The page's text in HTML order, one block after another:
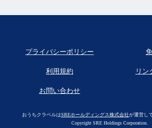
プライバシーポリシー
利用規約 リン
お問い合わせ
おうちクラベルはSREホールディングス株式会社が運営し
Copyright SRE Holdings Corporation.